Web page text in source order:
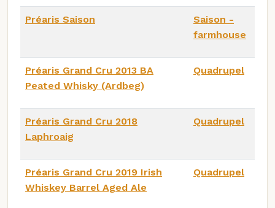
Préaris Saison
Saison -
farmhouse
Préaris Grand Cru 2013 BA
Peated Whisky (Ardbeg)
Quadrupel
Préaris Grand Cru 2018
Laphroaig
Quadrupel
Préaris Grand Cru 2019 Irish
Whiskey Barrel Aged Ale
Quadrupel